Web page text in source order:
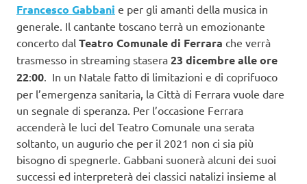
Francesco Gabbani e per gli amanti della musica in
generale. Il cantante toscano terrà un emozionante
concerto dal Teatro Comunale di Ferrara che verrà
trasmesso in streaming stasera 23 dicembre alle ore
22:00 . In un Natale fatto di limitazioni e di coprifuoco
per l’emergenza sanitaria, la Città di Ferrara vuole dare
un segnale di speranza. Per l’occasione Ferrara
accenderà le luci del Teatro Comunale una serata
soltanto, un augurio che per il 2021 non ci sia più
bisogno di spegnerle. Gabbani suonerà alcuni dei suoi
successi ed interpreterà dei classici natalizi insieme al